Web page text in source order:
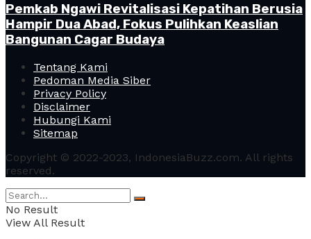
Pemkab Ngawi Revitalisasi Kepatihan Berusia
Hampir Dua Abad, Fokus Pulihkan Keaslian
Bangunan Cagar Budaya
Tentang Kami
Pedoman Media Siber
Privacy Policy
Disclaimer
Hubungi Kami
Sitemap
Copyright © 2022-2023, IndonesiaBuzz.com. All rights
reserved.
No Result
View All Result